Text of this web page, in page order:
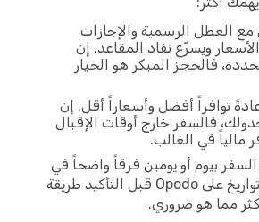
مع العطل الرسمية والإجازات
ويسرّع نفاد المقاعد. إن
فالحجز المبكر هو الخيار
توافراً أفضل وأسعاراً أقل. إن
فالسفر خارج أوقات الإقبال
مالياً في الغالب.
بيوم أو يومين فرقاً واضحاً في
السعر. مراجعة عدة تواريخ على Opodo قبل التأكيد طريقة
مما هو ضروري.